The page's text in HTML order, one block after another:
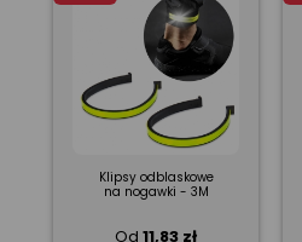
Klipsy odblaskowe
na nogawki - 3M
Od 11,83 zł